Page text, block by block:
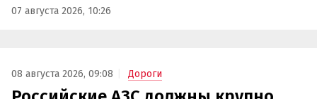
07 августа 2026, 10:26
08 августа 2026, 09:08 Дороги